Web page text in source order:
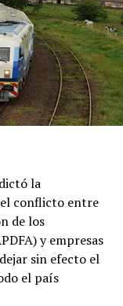
la
conflicto entre
de los
y empresas
sin efecto el
el país